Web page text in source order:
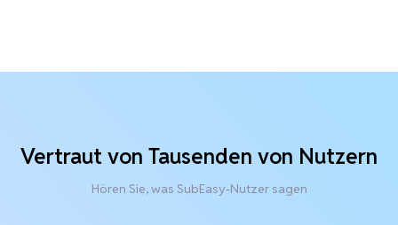
Vertraut von Tausenden von Nutzern
Hören Sie, was SubEasy-Nutzer sagen